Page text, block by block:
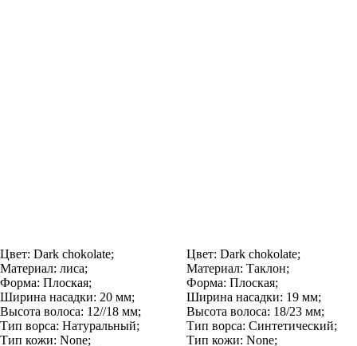
Цвет: Dark chokolate;
Материал: лиса;
Форма: Плоская;
Ширина насадки: 20 мм;
Высота волоса: 12//18 мм;
Тип ворса: Натуральный;
Тип кожи: None;
Цвет: Dark chokolate;
Материал: Таклон;
Форма: Плоская;
Ширина насадки: 19 мм;
Высота волоса: 18/23 мм;
Тип ворса: Синтетический;
Тип кожи: None;